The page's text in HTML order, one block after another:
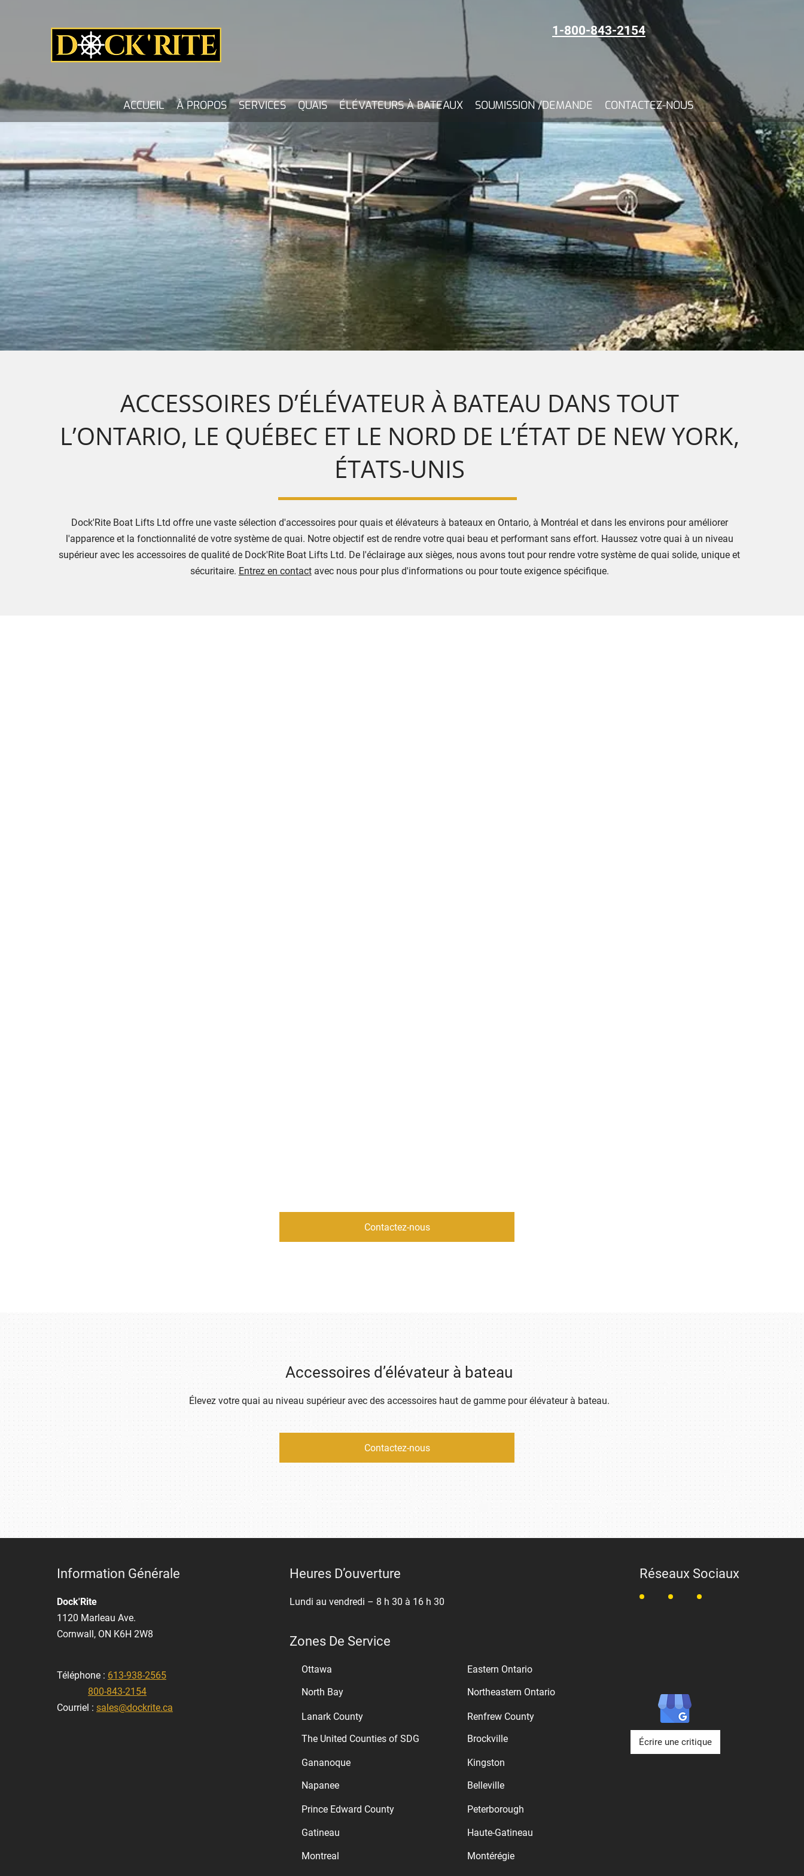
1-800-843-2154
ACCUEIL À PROPOS SERVICES QUAIS ÉLÉVATEURS À BATEAUX SOUMISSION /DEMANDE CONTACTEZ-NOUS
ACCESSOIRES D’ÉLÉVATEUR À BATEAU DANS TOUT
L’ONTARIO, LE QUÉBEC ET LE NORD DE L’ÉTAT DE NEW YORK,
ÉTATS-UNIS
Dock'Rite Boat Lifts Ltd offre une vaste sélection d'accessoires pour quais et élévateurs à bateaux en Ontario, à Montréal et dans les environs pour améliorer
l'apparence et la fonctionnalité de votre système de quai. Notre objectif est de rendre votre quai beau et performant sans effort. Haussez votre quai à un niveau
supérieur avec les accessoires de qualité de Dock'Rite Boat Lifts Ltd. De l'éclairage aux sièges, nous avons tout pour rendre votre système de quai solide, unique et
sécuritaire. Entrez en contactavec nous pour plus d'informations ou pour toute exigence spécifique.
Contactez-nous
Accessoires d’élévateur à bateau
Élevez votre quai au niveau supérieur avec des accessoires haut de gamme pour élévateur à bateau.
Contactez-nous
Information Générale
Dock'Rite
1120 Marleau Ave.
Cornwall, ON K6H 2W8
Téléphone : 613-938-2565
800-843-2154
Courriel : sales@dockrite.ca
Heures D’ouverture
Lundi au vendredi – 8 h 30 à 16 h 30
Zones De Service
Ottawa
Eastern Ontario
North Bay
Northeastern Ontario
Lanark County
Renfrew County
The United Counties of SDG
Brockville
Gananoque
Kingston
Napanee
Belleville
Prince Edward County Peterborough
Gatineau Haute-Gatineau
Montreal Montérégie
Réseaux Sociaux
Écrire une critique